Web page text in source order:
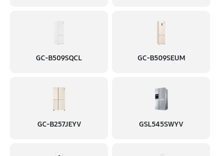
GC-B509SQCL GC-B509SEUM
GC-B257JEYV GSL545SWYV